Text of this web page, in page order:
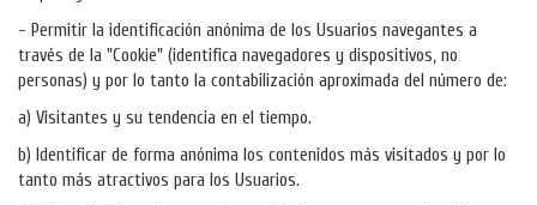
- Permitir la identificación anónima de los Usuarios navegantes a
través de la "Cookie" (identifica navegadores y dispositivos, no
personas) y por lo tanto la contabilización aproximada del número de:
a) Visitantes y su tendencia en el tiempo.
b) Identificar de forma anónima los contenidos más visitados y por lo
tanto más atractivos para los Usuarios.